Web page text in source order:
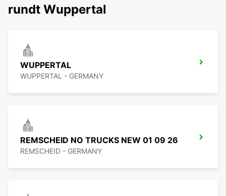
rundt Wuppertal
WUPPERTAL
WUPPERTAL - GERMANY
REMSCHEID NO TRUCKS NEW 01 09 26
REMSCHEID - GERMANY